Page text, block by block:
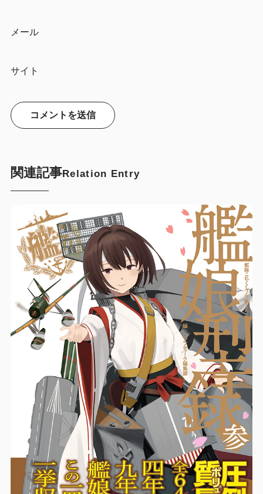
メール
サイト
関連記事Relation Entry